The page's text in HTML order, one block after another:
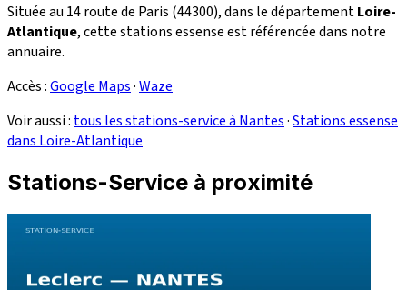
Située au 14 route de Paris (44300), dans le départementLoire-
Atlantique, cette stations essense est référencée dans notre
annuaire.
Accès :Google Maps·Waze
Voir aussi : tous les stations-service à Nantes·Stations essense
dans Loire-Atlantique
Stations-Service à proximité